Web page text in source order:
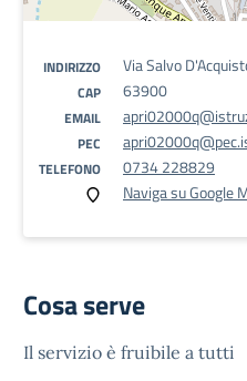
INDIRIZZO Via Salvo
CAP 63900
EMAIL
PEC
TELEFONO
0734 228829
Naviga su Google
Cosa serve
Il servizio è fruibile a tutti